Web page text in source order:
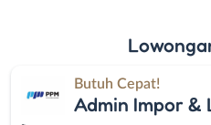
Butuh Cepat!
Admin Impor &